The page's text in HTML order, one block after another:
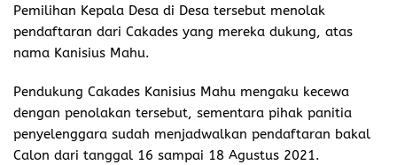
Pemilihan Kepala Desa di Desa tersebut menolak
pendaftaran dari Cakades yang mereka dukung, atas
nama Kanisius Mahu.
Pendukung Cakades Kanisius Mahu mengaku kecewa
dengan penolakan tersebut, sementara pihak panitia
penyelenggara sudah menjadwalkan pendaftaran bakal
Calon dari tanggal 16 sampai 18 Agustus 2021.